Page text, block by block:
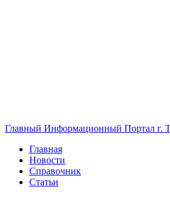
Главный Информационный Портал г.
Главная
Новости
Справочник
Статьи